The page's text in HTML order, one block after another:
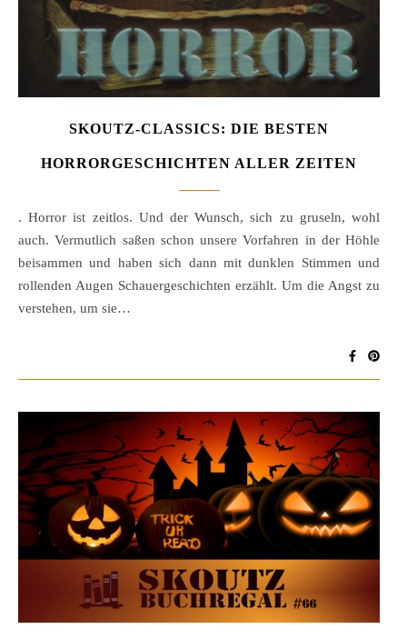
SKOUTZ-CLASSICS: DIE BESTEN
HORRORGESCHICHTEN ALLER ZEITEN
. Horror ist zeitlos. Und der Wunsch, sich zu gruseln, wohl
auch. Vermutlich saßen schon unsere Vorfahren in der Höhle
beisammen und haben sich dann mit dunklen Stimmen und
rollenden Augen Schauergeschichten erzählt. Um die Angst zu
verstehen, um sie…